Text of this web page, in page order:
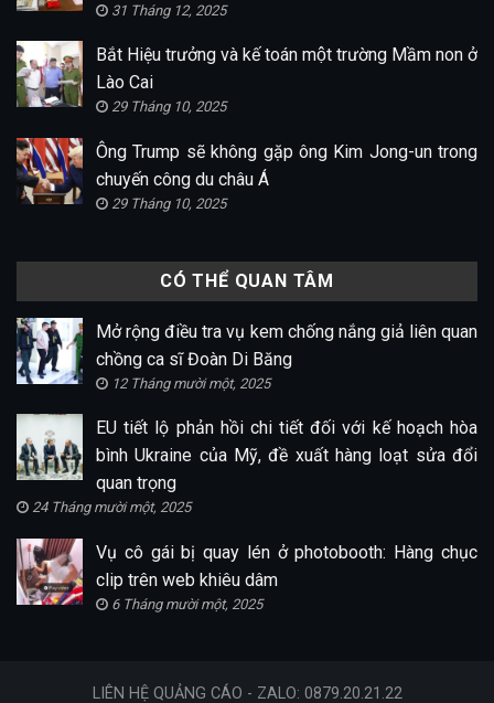
31 Tháng 12, 2025
Bắt Hiệu trưởng và kế toán một trường Mầm non ở
Lào Cai
29 Tháng 10, 2025
Ông Trump sẽ không gặp ông Kim Jong-un trong
chuyến công du châu Á
29 Tháng 10, 2025
CÓ THỂ QUAN TÂM
Mở rộng điều tra vụ kem chống nắng giả liên quan
chồng ca sĩ Đoàn Di Băng
12 Tháng mười một, 2025
EU tiết lộ phản hồi chi tiết đối với kế hoạch hòa
bình Ukraine của Mỹ, đề xuất hàng loạt sửa đổi
quan trọng
24 Tháng mười một, 2025
Vụ cô gái bị quay lén ở photobooth: Hàng chục
clip trên web khiêu dâm
6 Tháng mười một, 2025
LIÊN HỆ QUẢNG CÁO - ZALO: 0879.20.21.22